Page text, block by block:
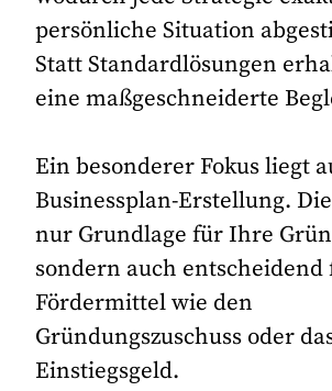
persönliche Situation
Statt Standardlösungen
eine maßgeschneiderte
Ein besonderer Fokus liegt
Businessplan-Erstellung.
nur Grundlage für Ihre
sondern auch entscheidend
Fördermittel wie den
Gründungszuschuss oder
Einstiegsgeld.